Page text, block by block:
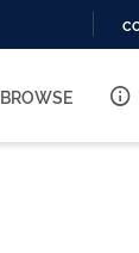
BROWSE